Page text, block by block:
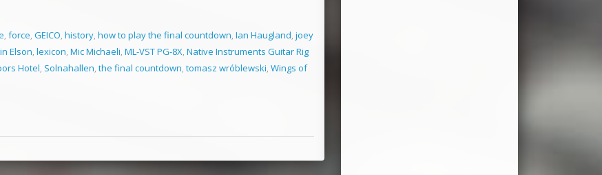
, force, GEICO, history, how to play the final countdown, Ian Haugland, joey
Elson, lexicon, Mic Michaeli, ML-VST PG-8X, Native Instruments Guitar Rig
Hotel, Solnahallen, the final countdown, tomasz wróblewski, Wings of